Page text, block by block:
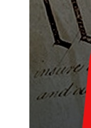
Artikel:
werkt
allemaal